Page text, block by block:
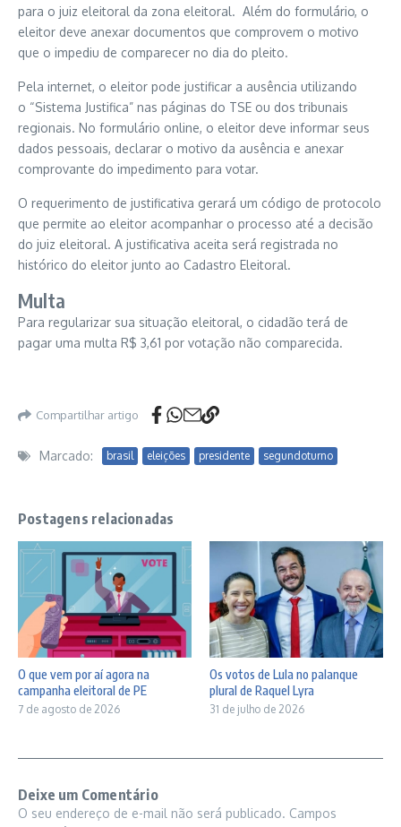
para o juiz eleitoral da zona eleitoral. Além do formulário, o
eleitor deve anexar documentos que comprovem o motivo
que o impediu de comparecer no dia do pleito.
Pela internet, o eleitor pode justificar a ausência utilizando
o “Sistema Justifica” nas páginas do TSE ou dos tribunais
regionais. No formulário online, o eleitor deve informar seus
dados pessoais, declarar o motivo da ausência e anexar
comprovante do impedimento para votar.
O requerimento de justificativa gerará um código de protocolo
que permite ao eleitor acompanhar o processo até a decisão
do juiz eleitoral. A justificativa aceita será registrada no
histórico do eleitor junto ao Cadastro Eleitoral.
Multa
Para regularizar sua situação eleitoral, o cidadão terá de
pagar uma multa R$ 3,61 por votação não comparecida.
Compartilhar artigo
Marcado: brasil eleições presidente segundoturno
Postagens relacionadas
O que vem por aí agora na
campanha eleitoral de PE
7 de agosto de 2026
Os votos de Lula no palanque
plural de Raquel Lyra
31 de julho de 2026
Deixe um Comentário
O seu endereço de e-mail não será publicado. Campos